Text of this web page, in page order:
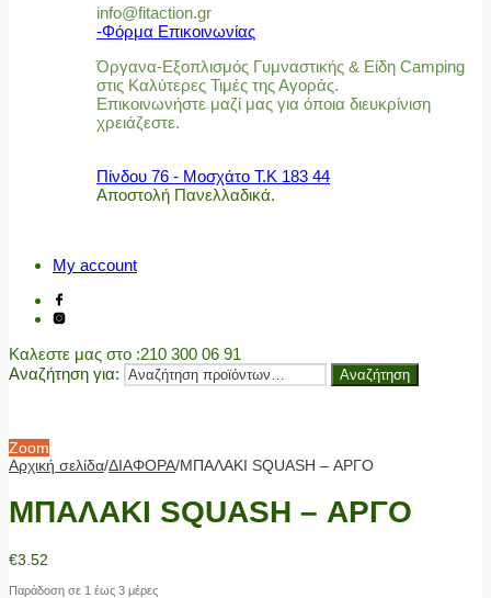
info@fitaction.gr
-Φόρμα Επικοινωνίας
Όργανα-Εξοπλισμός Γυμναστικής & Είδη Camping
στις Καλύτερες Τιμές της Αγοράς.
Επικοινωνήστε μαζί μας για όποια διευκρίνιση
χρειάζεστε.
Πίνδου 76 - Μοσχάτο Τ.Κ 183 44
Αποστολή Πανελλαδικά.
My account
Καλεστε μας στο :210 300 06 91
Αναζήτηση για:
Αναζήτηση
Zoom
Αρχική σελίδα/ΔΙΑΦΟΡΑ/ΜΠΑΛΑΚΙ SQUASH – ΑΡΓΟ
ΜΠΑΛΑΚΙ SQUASH – ΑΡΓΟ
€3.52
Παράδοση σε 1 έως 3 μέρες